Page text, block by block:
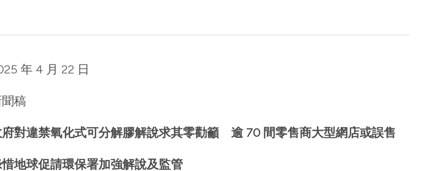
年 4 月 22 日
稿
對違禁氧化式可分解膠解說求其零勸籲 逾 70 間零售商大型網店或誤售
地球促請環保署加強解說及監管